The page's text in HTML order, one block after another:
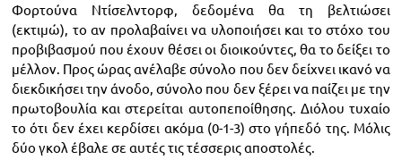
Φορτούνα Ντίσελντορφ, δεδομένα θα τη βελτιώσει
(εκτιμώ), το αν προλαβαίνει να υλοποιήσει και το στόχο του
προβιβασμού που έχουν θέσει οι διοικούντες, θα το δείξει το
μέλλον. Προς ώρας ανέλαβε σύνολο που δεν δείχνει ικανό να
διεκδικήσει την άνοδο, σύνολο που δεν ξέρει να παίζει με την
πρωτοβουλία και στερείται αυτοπεποίθησης. Διόλου τυχαίο
το ότι δεν έχει κερδίσει ακόμα (0-1-3) στο γήπεδό της. Μόλις
δύο γκολ έβαλε σε αυτές τις τέσσερις αποστολές.